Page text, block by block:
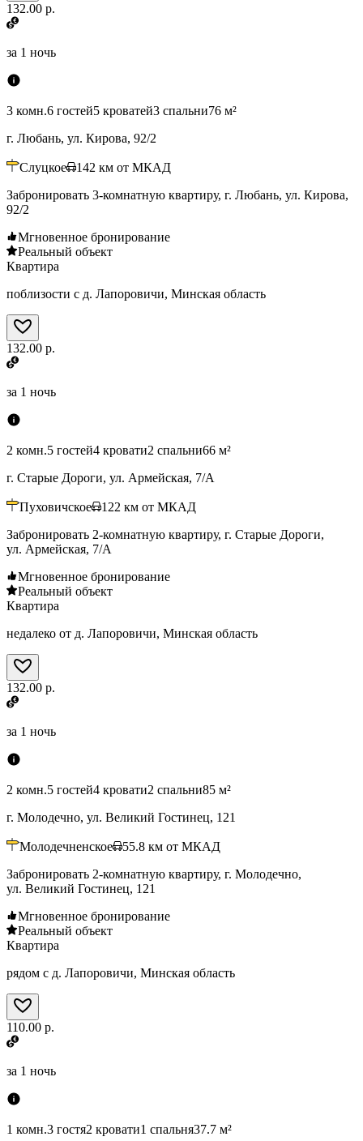
132.00 р.
за 1 ночь
3 комн.6 гостей5 кроватей3 спальни76 м²
г. Любань, ул. Кирова, 92/2
Слуцкое 142 км от МКАД
Забронировать 3-комнатную квартиру, г. Любань, ул. Кирова,
92/2
Мгновенное бронирование
Реальный объект
Квартира
поблизости с д. Лапоровичи, Минская область
132.00 р.
за 1 ночь
2 комн.5 гостей4 кровати2 спальни66 м²
г. Старые Дороги, ул. Армейская, 7/А
Пуховичское 122 км от МКАД
Забронировать 2-комнатную квартиру, г. Старые Дороги,
ул. Армейская, 7/А
Мгновенное бронирование
Реальный объект
Квартира
недалеко от д. Лапоровичи, Минская область
132.00 р.
за 1 ночь
2 комн.5 гостей4 кровати2 спальни85 м²
г. Молодечно, ул. Великий Гостинец, 121
Молодечненское 55.8 км от МКАД
Забронировать 2-комнатную квартиру, г. Молодечно,
ул. Великий Гостинец, 121
Мгновенное бронирование
Реальный объект
Квартира
рядом с д. Лапоровичи, Минская область
110.00 р.
за 1 ночь
1 комн.3 гостя2 кровати1 спальня37.7 м²